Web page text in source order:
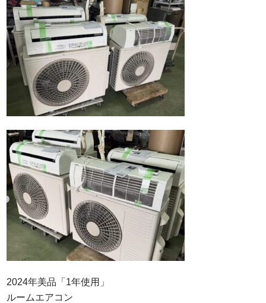
商品倉庫
Q&A
事業案内
ブログ
お問い合わせ
2024年美品「1年使用」
ルームエアコン